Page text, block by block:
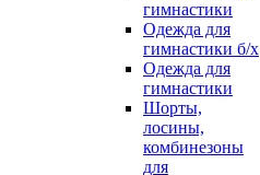
гимнастики
Одежда для
гимнастики б/х
Одежда для
гимнастики
Шорты,
лосины,
комбинезоны
для